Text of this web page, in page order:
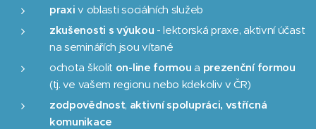
praxi v oblasti sociálních služeb
zkušenosti s výukou - lektorská praxe, aktivní účast
na seminářích jsou vítané
ochota školit on-line formou a prezenční formou
(tj. ve vašem regionu nebo kdekoliv v ČR)
zodpovědnost, aktivní spolupráci, vstřícná
komunikace